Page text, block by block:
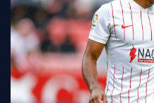
PSG
LIGUE 1
REAL MADRID
FC BARCELONE
MANCHESTER UNITED
CHELSEA